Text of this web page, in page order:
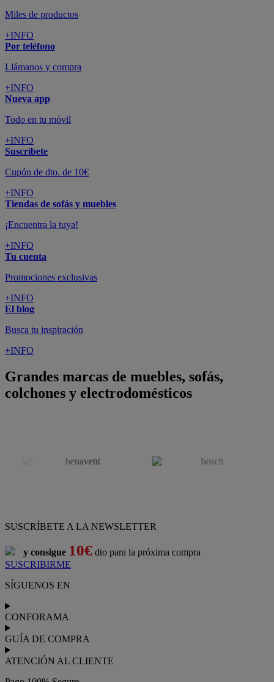
Miles de productos
+INFO
Por teléfono
Llámanos y compra
+INFO
Nueva app
Todo en tu móvil
+INFO
Suscríbete
Cupón de dto. de 10€
+INFO
Tiendas de sofás y muebles
¡Encuentra la tuya!
+INFO
Tu cuenta
Promociones exclusivas
+INFO
El blog
Busca tu inspiración
+INFO
Grandes marcas de muebles, sofás,
colchones y electrodomésticos
SUSCRÍBETE A LA NEWSLETTER
y consigue 10€ dto para la próxima compra
SUSCRIBIRME
SÍGUENOS EN
CONFORAMA
GUÍA DE COMPRA
ATENCIÓN AL CLIENTE